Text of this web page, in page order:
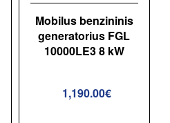
Mobilus benzininis
generatorius FGL
10000LE3 8 kW
1,190.00€